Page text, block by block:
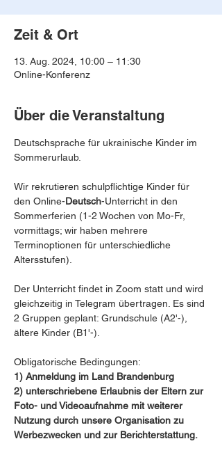
Zeit & Ort
13. Aug. 2024, 10:00 – 11:30
Online-Konferenz
Über die Veranstaltung
Deutschsprache für ukrainische Kinder im
Sommerurlaub.
Wir rekrutieren schulpflichtige Kinder für
den Online-Deutsch-Unterricht in den
Sommerferien (1-2 Wochen von Mo-Fr,
vormittags; wir haben mehrere
Terminoptionen für unterschiedliche
Altersstufen).
Der Unterricht findet in Zoom statt und wird
gleichzeitig in Telegram übertragen. Es sind
2 Gruppen geplant: Grundschule (A2'-),
ältere Kinder (B1'-).
1) Anmeldung im Land Brandenburg
2) unterschriebene Erlaubnis der Eltern zur
Foto- und Videoaufnahme mit weiterer
Nutzung durch unsere Organisation zu
Werbezwecken und zur Berichterstattung.